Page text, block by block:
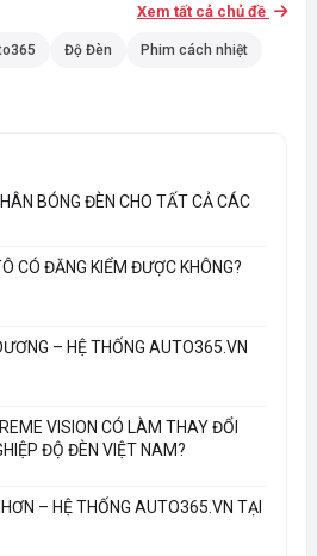
Xem tất cả chủ đề
Độ Đèn Phim cách nhiệt
BÓNG ĐÈN CHO TẤT CẢ CÁC
CÓ ĐĂNG KIỂM ĐƯỢC KHÔNG?
– HỆ THỐNG AUTO365.VN
VISION CÓ LÀM THAY ĐỔI
ĐỘ ĐÈN VIỆT NAM?
– HỆ THỐNG AUTO365.VN TẠI